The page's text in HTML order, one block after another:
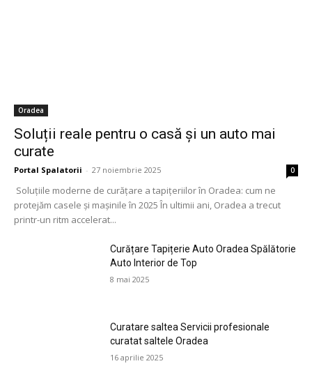
Oradea
Soluții reale pentru o casă și un auto mai
curate
Portal Spalatorii - 27 noiembrie 2025 0
Soluțiile moderne de curățare a tapițeriilor în Oradea: cum ne
protejăm casele și mașinile în 2025 În ultimii ani, Oradea a trecut
printr-un ritm accelerat...
Curățare Tapițerie Auto Oradea Spălătorie
Auto Interior de Top
8 mai 2025
Curatare saltea Servicii profesionale
curatat saltele Oradea
16 aprilie 2025